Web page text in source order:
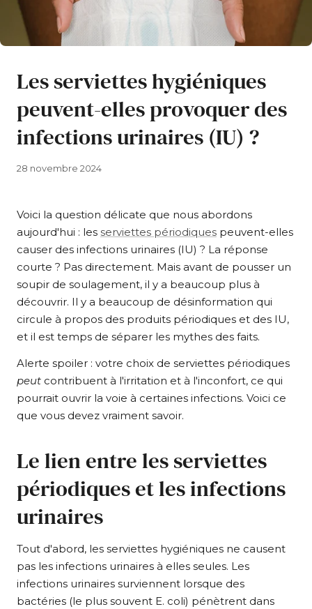
Les serviettes hygiéniques
peuvent-elles provoquer des
infections urinaires (IU) ?
28 novembre 2024
Voici la question délicate que nous abordons
aujourd'hui : les serviettes périodiques peuvent-elles
causer des infections urinaires (IU) ? La réponse
courte ? Pas directement. Mais avant de pousser un
soupir de soulagement, il y a beaucoup plus à
découvrir. Il y a beaucoup de désinformation qui
circule à propos des produits périodiques et des IU,
et il est temps de séparer les mythes des faits.
Alerte spoiler : votre choix de serviettes périodiques
peut contribuent à l'irritation et à l'inconfort, ce qui
pourrait ouvrir la voie à certaines infections. Voici ce
que vous devez vraiment savoir.
Le lien entre les serviettes
périodiques et les infections
urinaires
Tout d'abord, les serviettes hygiéniques ne causent
pas les infections urinaires à elles seules. Les
infections urinaires surviennent lorsque des
bactéries (le plus souvent E. coli) pénètrent dans